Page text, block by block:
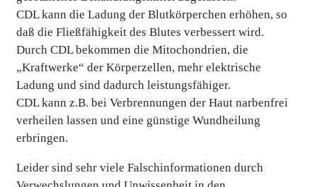
CDL kann die Ladung der Blutkörperchen erhöhen, so
daß die Fließfähigkeit des Blutes verbessert wird.
Durch CDL bekommen die Mitochondrien, die
„Kraftwerke“ der Körperzellen, mehr elektrische
Ladung und sind dadurch leistungsfähiger.
CDL kann z.B. bei Verbrennungen der Haut narbenfrei
verheilen lassen und eine günstige Wundheilung
erbringen.
Leider sind sehr viele Falschinformationen durch